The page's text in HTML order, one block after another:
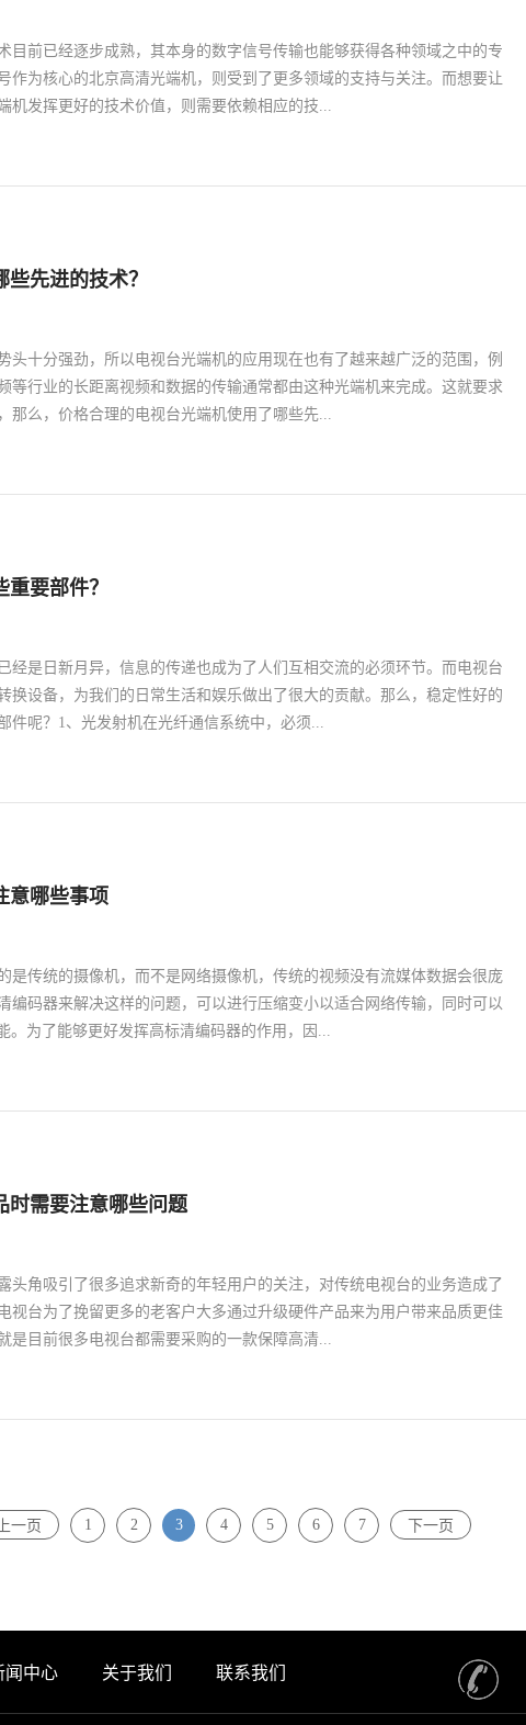
端机也能够扩展相应的串口通道数量，让其光纤数据的传输质量更加稳
成化信号实现更加专业的保证音频视频接口稳定使用体验，以这种稳定的
功能效果。就此而言将这种高标准的北京高清光端机应用在监控和视频的
和应用企业都能够优化客户的实际感官，因此应用这种可靠的北京高清光
目前已经逐步成熟，其本身的数字信号传输也能够获得各种领域之中的专
作为核心的北京高清光端机，则受到了更多领域的支持与关注。而想要让
机发挥更好的技术价值，则需要依赖相应的技...
系统。1.注意其高清信号的质量和稳定度高清的数字视频传输对于其本身
时，则需要从其光电转换和相应的信号稳定度进行了解，保证其高清传输
重点，而如今供应信誉好的北京高清光端机也需要拥有更好的调控能力和
号交换出现差错时，能够快速的进行纠正和处理。就此而言这种可靠的北
差错校验也能够让其数据接收更加稳定，从而利用这种高标准的北京高清
言之远距离传输数据的过程之中，该种北京高清光端机的实际应用质量和
先进的技术？
头十分强劲，所以电视台光端机的应用现在也有了越来越广泛的范围，例
等行业的长距离视频和数据的传输通常都由这种光端机来完成。这就要求
那么，价格合理的电视台光端机使用了哪些先...
为了提高传输媒质的利用率，降低成本和提高有效性，电视台光端机采用
能够将若干个彼此无关的信号合并为一个能在一条共同信道上传输的复合
码元速率相同，而且，还能使收信端在合适的时刻对接收码元进行抽样判
样判决，而且在合适接收的时候，在码元的终止时刻抽样判决。在电视台
号，所以位同步信号的提取就直接在基带信号中进行，而不涉及到频带信
位同步技术，都是电视台光端机中所采取的的先进技术。也正是因为稳定
要部件？
经是日新月异，信息的传递也成为了人们互相交流的必须环节。而电视台
换设备，为我们的日常生活和娱乐做出了很大的贡献。那么，稳定性好的
件呢？1、光发射机在光纤通信系统中，必须...
信号耦合进光纤内，才能传输到接收端。因此，光发射机是电视台光端机
远距离传输后的微弱信号检测出来，然后放大再生成原来的电信号，完成
微弱，所以需要先经过前置放大器进行低噪音放大。3、驱动电路驱动电路
动电流，因此，电视台光端机使用的驱动电路通常要有足够驱动光源的恒
光源有稳定的输出特性。此外，还要控制直流偏置，使输出消光比尽量更
比。这些部件在价格合理的电视台光端机中起到了重要的作用，因此，只
意哪些事项
是传统的摄像机，而不是网络摄像机，传统的视频没有流媒体数据会很庞
编码器来解决这样的问题，可以进行压缩变小以适合网络传输，同时可以
。为了能够更好发挥高标清编码器的作用，因...
如下几个方面的事项。一、注意看是否具有SDI/HDMI输入接口由于这是属
呈现视频内容，并且由于不对视频信号进行压缩处理，且不会造成图像延
择高标清编码器时，应该要看一下是否具有这样的功能。这是高质量的新
具有高速度、低时延、国际化的特点，如果高标清编码器也可以配置双频
形式的无线网络传输。三、注意看拥有H.265编码功能技术目前大部分网
，因为行业里销量好的高标清编码器是一种视频压缩标准，并且在技术上
另外，还应该要看它是否能支持多协议功能。目前优质耐用的高标清编码
时需要注意哪些问题
头角吸引了很多追求新奇的年轻用户的关注，对传统电视台的业务造成了
视台为了挽留更多的老客户大多通过升级硬件产品来为用户带来品质更佳
是目前很多电视台都需要采购的一款保障高清...
那么目前对电视台光端机产品有着极大的采购需求的电视台用户，如何才
格实惠电视台光端机产品时，多留意大品牌厂商的产品，以确保在使用中
格问题电视台的收入大多以广告收入为主，但随着观看电视人数的持续下
出，双方协商一致后签署售后维护合同以确保产品未来的维护保障。未来
大量的电视台光端机产品的升级换代的时代，因此急于提升向家庭用户提
上一页 1 2 3 4 5 6 7 下一页
闻中心 关于我们 联系我们